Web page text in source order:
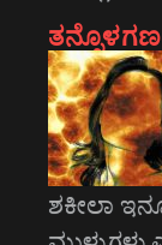
ತನ್ನೊಳಗಣ
ಶಕೀಲಾ